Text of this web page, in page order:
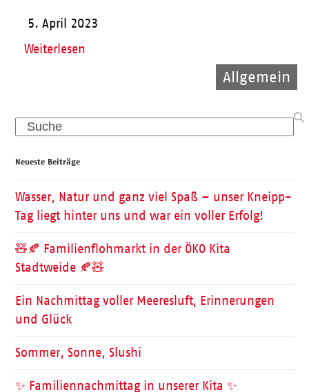
Allgemein
Pflege
Allgemein
5. April 2023
Weiterlesen
Search
Neueste Beiträge
Wasser, Natur und ganz viel Spaß – unser Kneipp-
Tag liegt hinter uns und war ein voller Erfolg!
🧸🍂 Familienflohmarkt in der ÖKO Kita
Stadtweide 🍂🧸
Ein Nachmittag voller Meeresluft, Erinnerungen
und Glück
Sommer, Sonne, Slushi
✨ Familiennachmittag in unserer Kita ✨